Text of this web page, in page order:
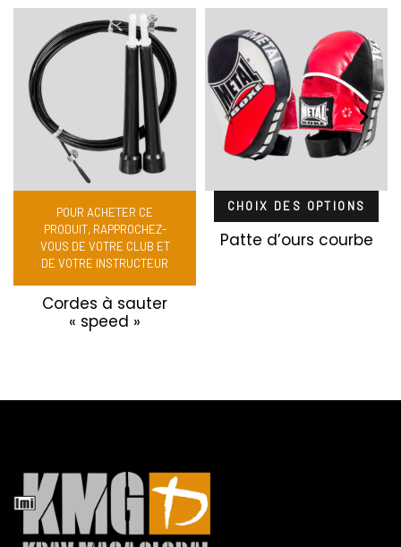
POUR ACHETER CE
PRODUIT, RAPPROCHEZ-
VOUS DE VOTRE CLUB ET
DE VOTRE INSTRUCTEUR
Cordes à sauter
« speed »
CHOIX DES OPTIONS
Patte d’ours courbe